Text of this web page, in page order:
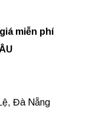
miễn phí
Đà Nẵng